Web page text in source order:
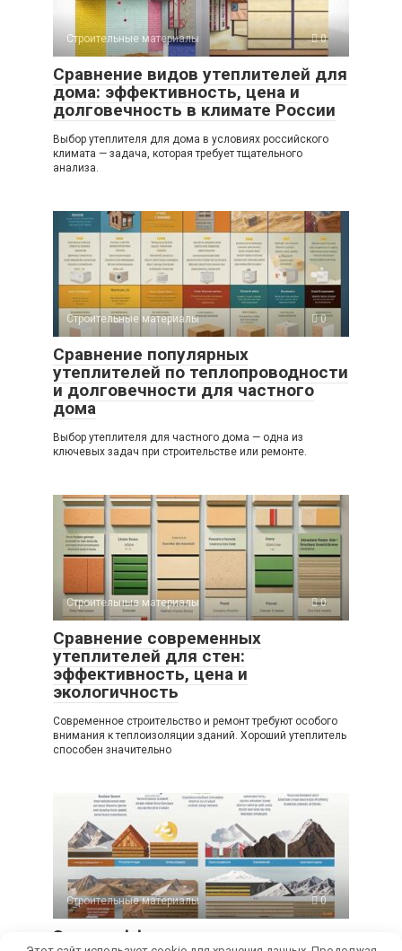
Строительные материалы 0
Сравнение видов утеплителей для
дома: эффективность, цена и
долговечность в климате России
Выбор утеплителя для дома в условиях российского
климата — задача, которая требует тщательного
анализа.
Строительные материалы 0
Сравнение популярных
утеплителей по теплопроводности
и долговечности для частного
дома
Выбор утеплителя для частного дома — одна из
ключевых задач при строительстве или ремонте.
Строительные материалы 0
Сравнение современных
утеплителей для стен:
эффективность, цена и
экологичность
Современное строительство и ремонт требуют особого
внимания к теплоизоляции зданий. Хороший утеплитель
способен значительно
Строительные материалы 0
Энергоэффективные утеплители